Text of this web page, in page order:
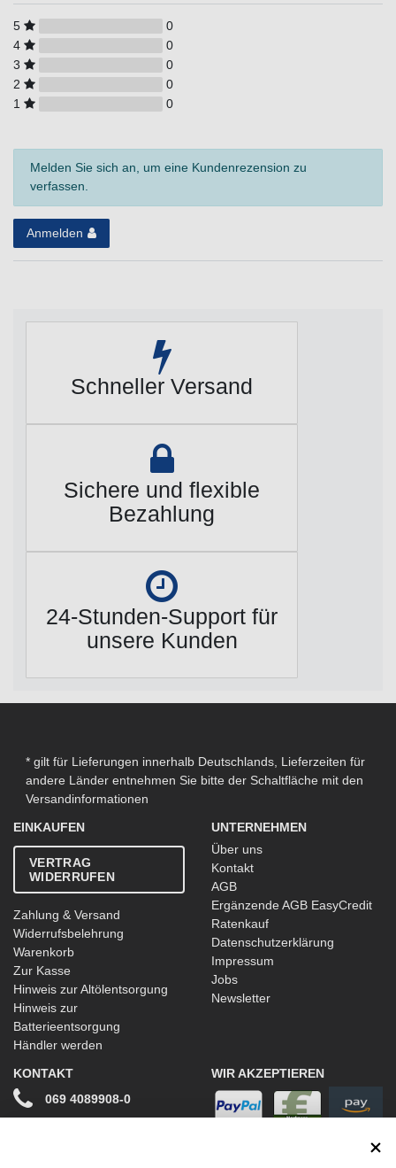
5
0
4
0
3
0
2
0
1
0
Melden Sie sich an, um eine Kundenrezension zu
verfassen.
Anmelden
Schneller Versand
Sichere und flexible
Bezahlung
24-Stunden-Support für
unsere Kunden
* gilt für Lieferungen innerhalb Deutschlands, Lieferzeiten für
andere Länder entnehmen Sie bitte der Schaltfläche mit den
Versandinformationen
EINKAUFEN
VERTRAG
WIDERRUFEN
Zahlung & Versand
Widerrufsbelehrung
Warenkorb
Zur Kasse
Hinweis zur Altölentsorgung
Hinweis zur
Batterieentsorgung
Händler werden
UNTERNEHMEN
Über uns
Kontakt
AGB
Ergänzende AGB EasyCredit
Ratenkauf
Datenschutzerklärung
Impressum
Jobs
Newsletter
KONTAKT
069 4089908-0
WIR AKZEPTIEREN